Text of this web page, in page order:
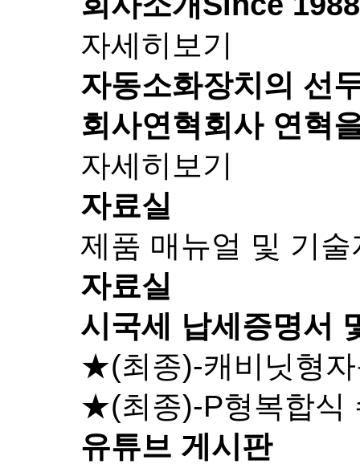
자세히보기
자동소화장치의 선
회사연혁회사 연혁
자세히보기
자료실
제품 매뉴얼 및 기
자료실
시국세 납세증명서
★(최종)-캐비닛형
★(최종)-P형복합
유튜브 게시판